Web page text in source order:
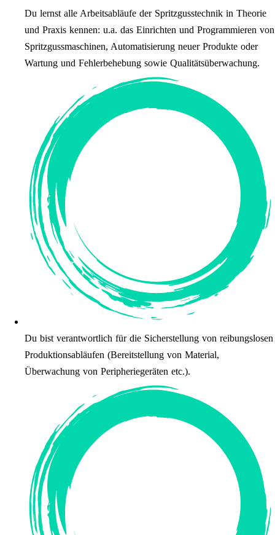
Du lernst alle Arbeitsabläufe der Spritzgusstechnik in Theorie
und Praxis kennen: u.a. das Einrichten und Programmieren von
Spritzgussmaschinen, Automatisierung neuer Produkte oder
Wartung und Fehlerbehebung sowie Qualitätsüberwachung.
Du bist verantwortlich für die Sicherstellung von reibungslosen
Produktionsabläufen (Bereitstellung von Material,
Überwachung von Peripheriegeräten etc.).